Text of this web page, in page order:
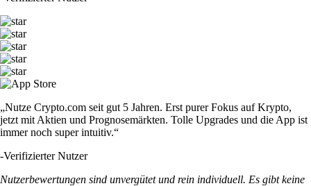
„Nutze Crypto.com seit gut 5 Jahren. Erst purer Fokus auf Krypto,
jetzt mit Aktien und Prognosemärkten. Tolle Upgrades und die App ist
immer noch super intuitiv.“
-Verifizierter Nutzer
Nutzerbewertungen sind unvergütet und rein individuell. Es gibt keine